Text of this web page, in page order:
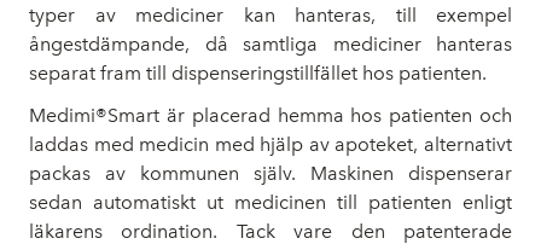
typer av mediciner kan hanteras, till exempel
ångestdämpande, då samtliga mediciner hanteras
separat fram till dispenseringstillfället hos patienten.
Medimi®Smart är placerad hemma hos patienten och
laddas med medicin med hjälp av apoteket, alternativt
packas av kommunen själv. Maskinen dispenserar
sedan automatiskt ut medicinen till patienten enligt
läkarens ordination. Tack vare den patenterade